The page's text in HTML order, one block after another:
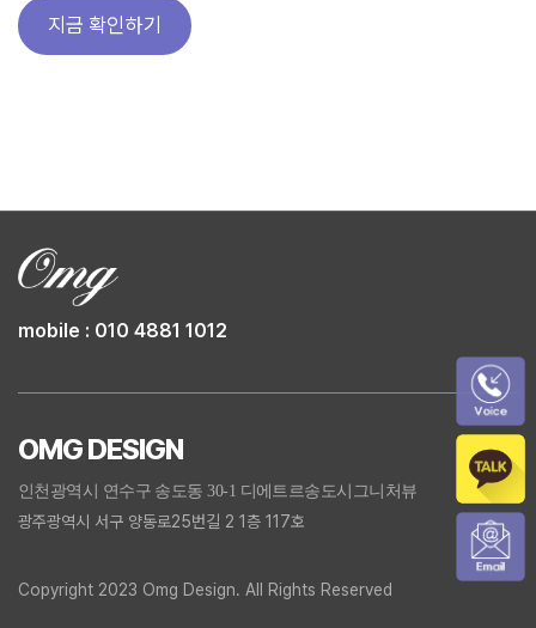
지금 확인하기
OMG DESIGN
인천광역시 연수구 송도동 30-1 디에트르송도시그니처뷰
광주광역시 서구 양동로25번길 2 1층 117호
Copyright 2023 Omg Design. All Rights Reserved
mobile : 010 4881 1012